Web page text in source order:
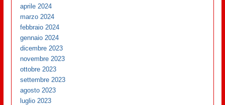
aprile 2024
marzo 2024
febbraio 2024
gennaio 2024
dicembre 2023
novembre 2023
ottobre 2023
settembre 2023
agosto 2023
luglio 2023